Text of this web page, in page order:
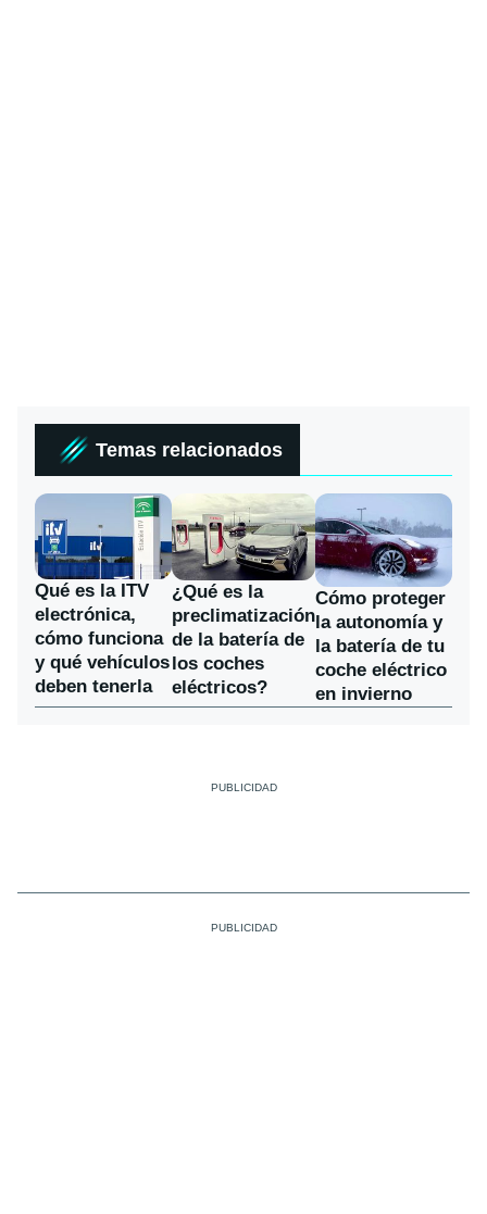
Temas relacionados
Qué es la ITV
electrónica,
cómo funciona
y qué vehículos
deben tenerla
¿Qué es la
preclimatización
de la batería de
los coches
eléctricos?
Cómo proteger
la autonomía y
la batería de tu
coche eléctrico
en invierno